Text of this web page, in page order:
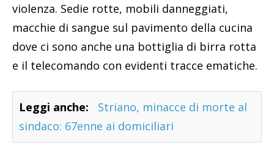
violenza. Sedie rotte, mobili danneggiati,
macchie di sangue sul pavimento della cucina
dove ci sono anche una bottiglia di birra rotta
e il telecomando con evidenti tracce ematiche.
Leggi anche:
Striano, minacce di morte al
sindaco: 67enne ai domiciliari